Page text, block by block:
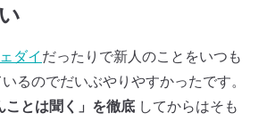
ダイ だったりで新人のことをいつも
るのでだいぶやりやすかったです。
ことは聞く」を徹底 してからはそも